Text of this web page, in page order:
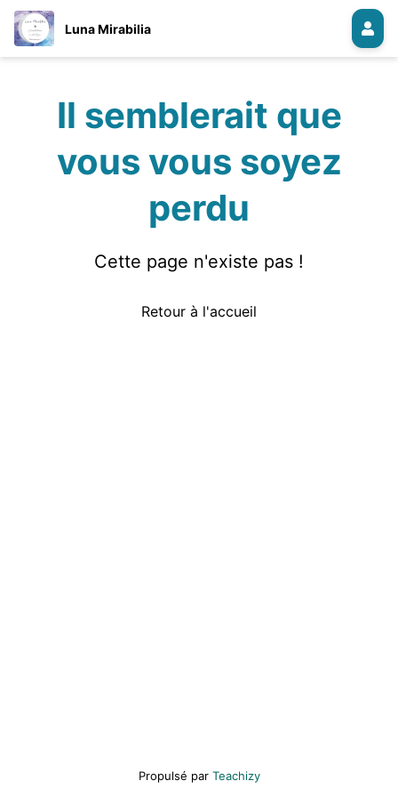
Luna Mirabilia
Il semblerait que
vous vous soyez
perdu
Cette page n'existe pas !
Retour à l'accueil
Propulsé par Teachizy